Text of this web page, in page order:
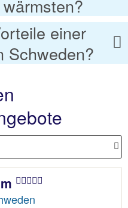
einer
Schweden?